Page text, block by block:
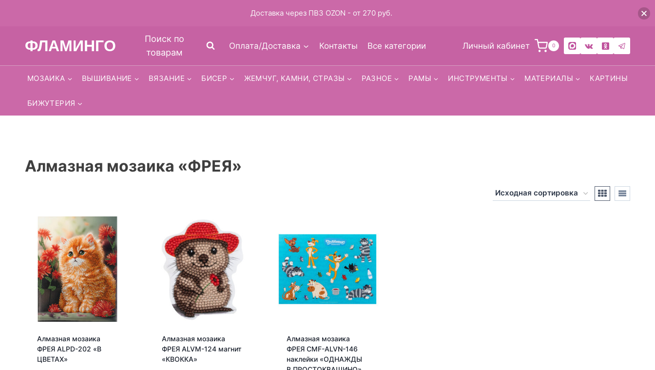
ФЛАМИНГО
Поиск по
товарам
Оплата/Доставка Контакты Все категории Личный кабинет 0
МОЗАИКА ВЫШИВАНИЕ ВЯЗАНИЕ БИСЕР ЖЕМЧУГ, КАМНИ, СТРАЗЫ РАЗНОЕ РАМЫ ИНСТРУМЕНТЫ МАТЕРИАЛЫ КАРТИНЫ
БИЖУТЕРИЯ
Алмазная мозаика «ФРЕЯ»
Алмазная мозаика
ФРЕЯ ALPD-202 «В
ЦВЕТАХ»
Алмазная мозаика
ФРЕЯ ALVM-124 магнит
«КВОККА»
Алмазная мозаика
ФРЕЯ CMF-ALVN-146
наклейки «ОДНАЖДЫ
Доставка через ПВЗ OZON - от 270 руб.